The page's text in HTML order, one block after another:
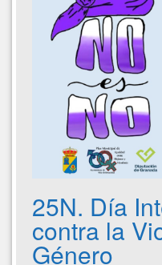
25N. Día
contra la
Género